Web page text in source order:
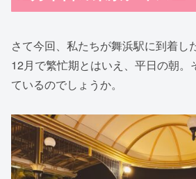
さて今回、私たちが舞浜駅に到着し
12月で繁忙期とはいえ、平日の朝。
ているのでしょうか。